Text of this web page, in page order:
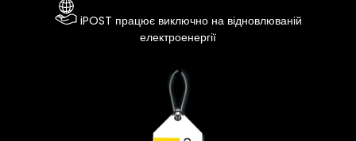
iPOST працює виключно на відновлюваній
електроенергії